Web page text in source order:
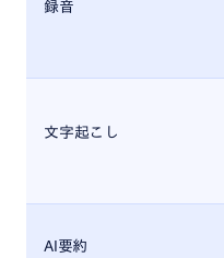
録音
文字起こし
AI要約